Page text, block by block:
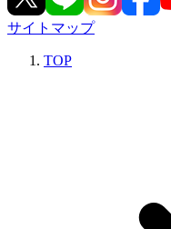
サイトマップ
TOP